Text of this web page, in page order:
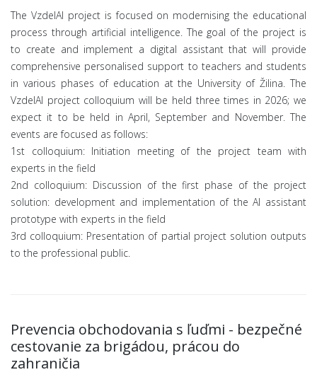
The VzdelAI project is focused on modernising the educational
process through artificial intelligence. The goal of the project is
to create and implement a digital assistant that will provide
comprehensive personalised support to teachers and students
in various phases of education at the University of Žilina. The
VzdelAI project colloquium will be held three times in 2026; we
expect it to be held in April, September and November. The
events are focused as follows:
1st colloquium: Initiation meeting of the project team with
experts in the field
2nd colloquium: Discussion of the first phase of the project
solution: development and implementation of the AI ​​assistant
prototype with experts in the field
3rd colloquium: Presentation of partial project solution outputs
to the professional public.
Prevencia obchodovania s ľuďmi - bezpečné
cestovanie za brigádou, prácou do
zahraničia